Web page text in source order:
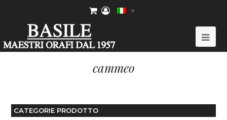
cammeo
CATEGORIE PRODOTTO